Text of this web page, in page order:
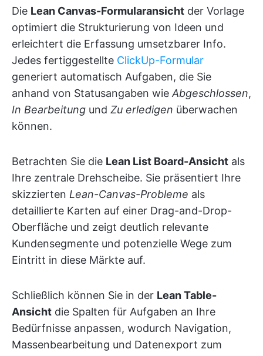
Die Lean Canvas-Formularansicht der Vorlage
optimiert die Strukturierung von Ideen und
erleichtert die Erfassung umsetzbarer Info.
Jedes fertiggestellte ClickUp-Formular
generiert automatisch Aufgaben, die Sie
anhand von Statusangaben wie Abgeschlossen,
In Bearbeitung und Zu erledigen überwachen
können.
Betrachten Sie die Lean List Board-Ansicht als
Ihre zentrale Drehscheibe. Sie präsentiert Ihre
skizzierten Lean-Canvas-Probleme als
detaillierte Karten auf einer Drag-and-Drop-
Oberfläche und zeigt deutlich relevante
Kundensegmente und potenzielle Wege zum
Eintritt in diese Märkte auf.
Schließlich können Sie in der Lean Table-
Ansicht die Spalten für Aufgaben an Ihre
Bedürfnisse anpassen, wodurch Navigation,
Massenbearbeitung und Datenexport zum